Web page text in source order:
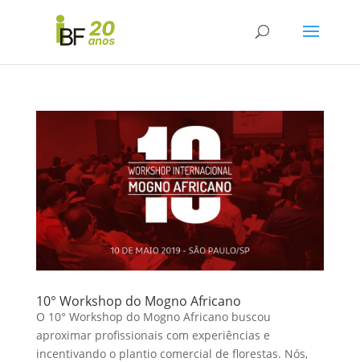
10° Workshop do Mogno Africano
O 10° Workshop do Mogno Africano buscou
aproximar profissionais com experiências e
incentivando o plantio comercial de florestas. Nós,